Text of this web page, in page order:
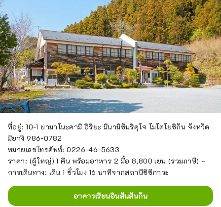
ที่อยู่: 10-1 ยามาโนะคามิ อิริยะ มินามิซันริคุโจ โมโตโยชิกัน จังหวัด
มิยางิ 986-0782
หมายเลขโทรศัพท์: 0226-46-5633
ราคา: (ผู้ใหญ่) 1 คืน พร้อมอาหาร 2 มื้อ 8,800 เยน (รวมภาษี) ~
การเดินทาง: เดิน 1 ชั่วโมง 16 นาทีจากสถานีชิซึกาวะ
อาคารเรียนอินสันสันกัน